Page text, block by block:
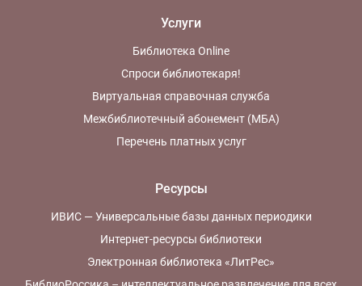
Услуги
Библиотека Online
Спроси библиотекаря!
Виртуальная справочная служба
Межбиблиотечный абонемент (МБА)
Перечень платных услуг
Ресурсы
ИВИС — Универсальные базы данных периодики
Интернет-ресурсы библиотеки
Электронная библиотека «ЛитРес»